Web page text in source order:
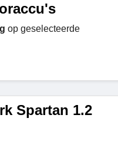
op geselecteerde
Spartan 1.2